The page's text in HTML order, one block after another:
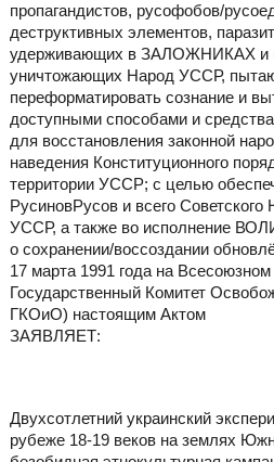
пропагандистов, русофобов/
деструктивных элементов,
удерживающих в ЗАЛОЖНИКАХ и
уничтожающих Народ УССР,
переформатировать сознание и
доступными способами и
для восстановления законной
наведения Конституционного
территории УССР; с целью
РусиновРусов и всего Советского
УССР, а также во исполнение
о сохранении/воссоздании
17 марта 1991 года на
Государственный Комитет
ГКОиО) настоящим Актом
ЗАЯВЛЯЕТ:
Двухсотлетний украинский
рубеже 18-19 веков на землях